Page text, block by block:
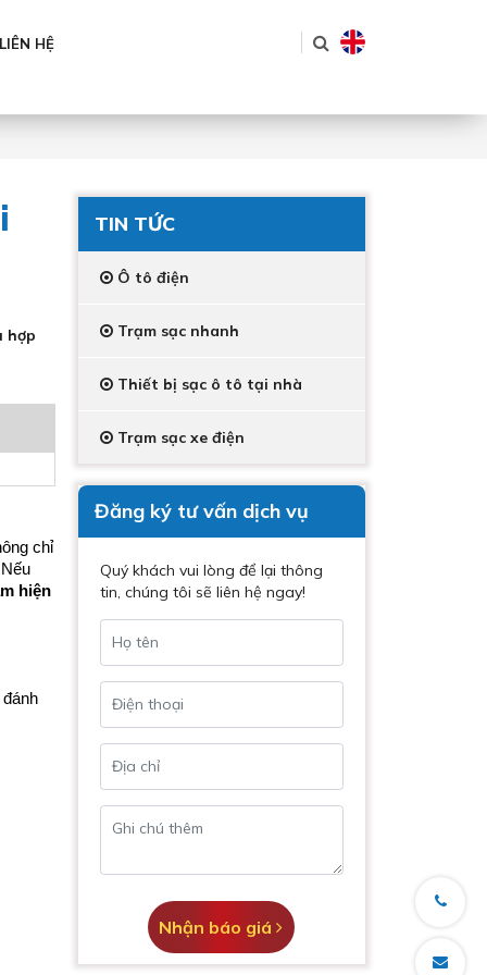
HỆ
hợp
chỉ
hiện
TIN TỨC
Ô tô điện
Trạm sạc nhanh
Thiết bị sạc ô tô tại nhà
Trạm sạc xe điện
Đăng ký tư vấn dịch vụ
Quý khách vui lòng để lại thông
tin, chúng tôi sẽ liên hệ ngay!
Nhận báo giá